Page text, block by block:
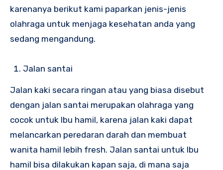
karenanya berikut kami paparkan jenis-jenis
olahraga untuk menjaga kesehatan anda yang
sedang mengandung.
Jalan santai
Jalan kaki secara ringan atau yang biasa disebut
dengan jalan santai merupakan olahraga yang
cocok untuk Ibu hamil, karena jalan kaki dapat
melancarkan peredaran darah dan membuat
wanita hamil lebih fresh. Jalan santai untuk Ibu
hamil bisa dilakukan kapan saja, di mana saja